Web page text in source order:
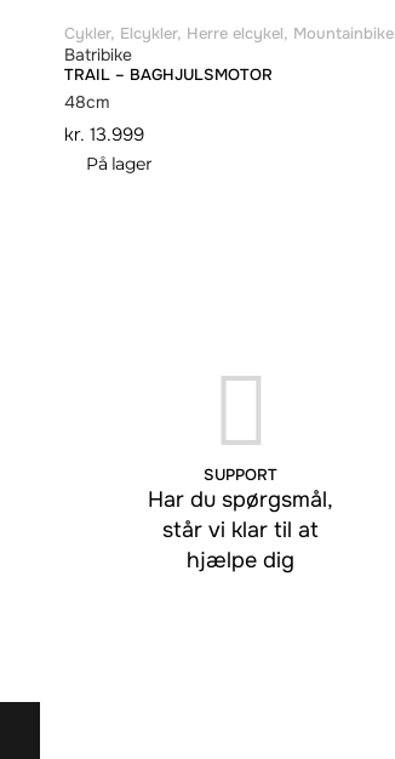
Cykler, Elcykler, Herre elcykel, Mountainbike
Batribike
TRAIL – BAGHJULSMOTOR
48cm
kr. 13.999
På lager
SUPPORT
Har du spørgsmål,
står vi klar til at
hjælpe dig